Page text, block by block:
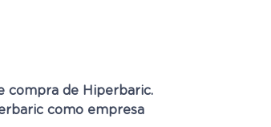
compra de Hiperbaric.
como empresa